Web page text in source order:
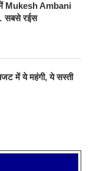
में Mukesh Ambani
सबसे रईस
में ये महंगी, ये सस्‍ती